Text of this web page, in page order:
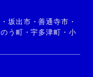
・坂出市 ・善通寺市 ・
う町 ・宇多津町 ・ 小